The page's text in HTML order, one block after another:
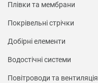
Плівки та мембрани
Покрівельні стрічки
Добірні елементи
Водостічні системи
Повітроводи та вентиляція